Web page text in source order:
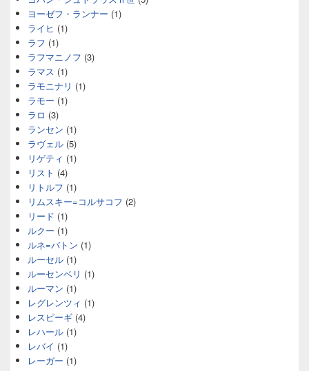
ヨーゼフ・ランナー (1)
ライヒ (1)
ラフ (1)
ラフマニノフ (3)
ラマス (1)
ラモニナリ (1)
ラモー (1)
ラロ (3)
ランセン (1)
ラヴェル (5)
リゲティ (1)
リスト (4)
リトルフ (1)
リムスキー=コルサコフ (2)
リード (1)
ルクー (1)
ルネ=バトン (1)
ルーセル (1)
ルーセンベリ (1)
ルーマン (1)
レグレンツィ (1)
レスピーギ (4)
レハール (1)
レバイ (1)
レーガー (1)